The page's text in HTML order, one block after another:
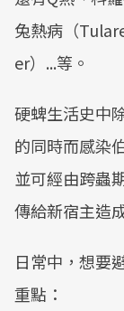
兔熱病（
er）...等。
硬蜱生活史中
的同時而感染
並可經由跨蟲
傳給新宿主造
日常中，想要
重點：